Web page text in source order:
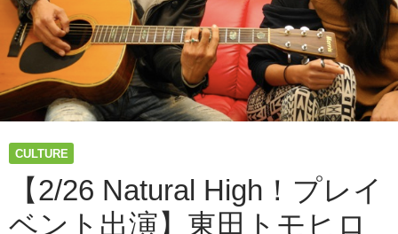
11
作
目
と
な
る
ア
ム
「timeless
world」
CULTURE
【2/26 Natural High！プレイ
ベント出演】東田トモヒロ